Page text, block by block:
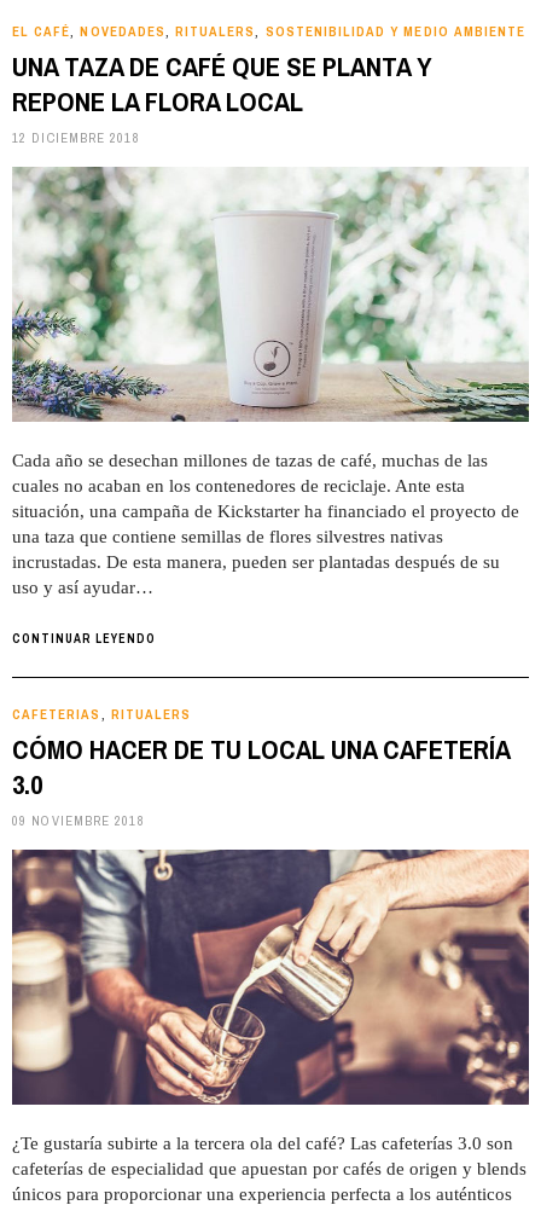
EL CAFÉ NOVEDADES RITUALERS SOSTENIBILIDAD Y MEDIO AMBIENTE
UNA TAZA DE CAFÉ QUE SE PLANTA Y
REPONE LA FLORA LOCAL
12 DICIEMBRE 2018
Cada año se desechan millones de tazas de café, muchas de las
cuales no acaban en los contenedores de reciclaje. Ante esta
situación, una campaña de Kickstarter ha financiado el proyecto de
una taza que contiene semillas de flores silvestres nativas
incrustadas. De esta manera, pueden ser plantadas después de su
uso y así ayudar…
CONTINUAR LEYENDO
CAFETERIAS RITUALERS
CÓMO HACER DE TU LOCAL UNA CAFETERÍA
3.0
09 NOVIEMBRE 2018
¿Te gustaría subirte a la tercera ola del café? Las cafeterías 3.0 son
cafeterías de especialidad que apuestan por cafés de origen y blends
únicos para proporcionar una experiencia perfecta a los auténticos